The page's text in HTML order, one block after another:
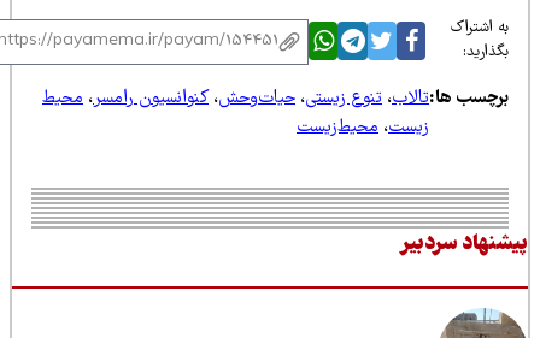
اشتراک
ها:تالاب،تنوع زیستی،حیات‌وحش،کنوانسیون رامسر،محیط
زیست،محیط‌زیست
سردبیر